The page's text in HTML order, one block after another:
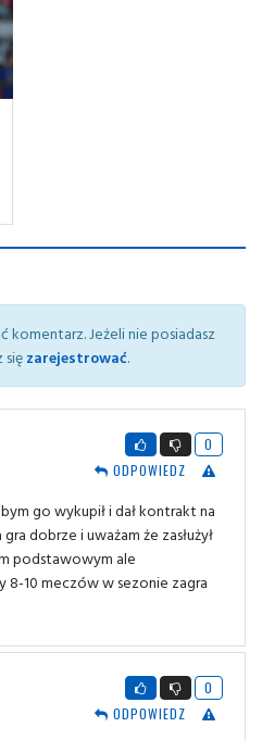
komentarz. Jeżeli nie posiadasz
sięzarejestrować.
0
ODPOWIEDZ
go wykupił i dał kontrakt na
dobrze i uważam że zasłużył
podstawowym ale
10 meczów w sezonie zagra
0
ODPOWIEDZ